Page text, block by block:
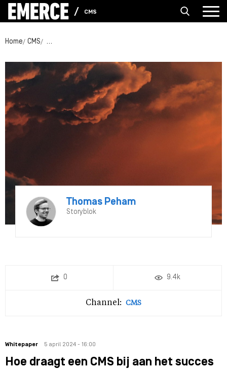
CMS
Home CMS Hoe draagt een CMS bij aan het succes van een
Thomas Peham
Storyblok
0 9.4k
Channel: CMS
Whitepaper 5 april 2024 - 16:00
Hoe draagt een CMS bij aan het succes